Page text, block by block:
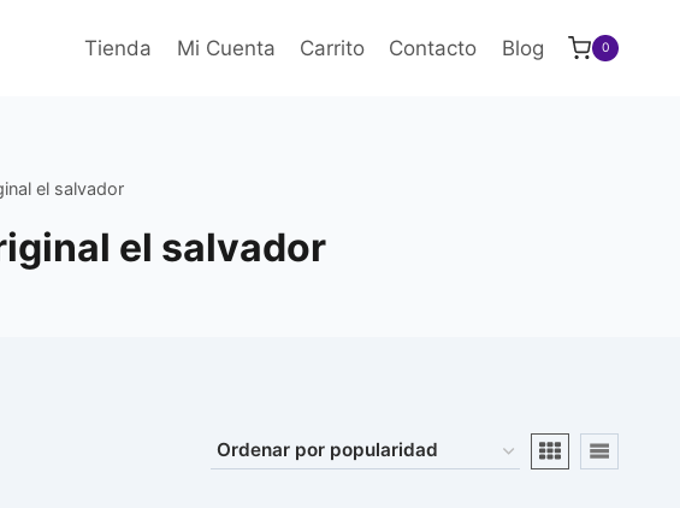
Tienda Mi Cuenta Carrito Contacto Blog 0
el salvador
el salvador